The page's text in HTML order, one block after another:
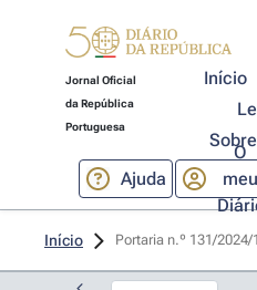
Jornal Oficial
da República
Portuguesa
Início
Ajuda
O
meu
Início Portaria n.º 131/2024/1